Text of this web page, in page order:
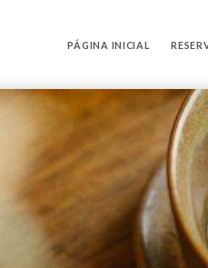
PÁGINA INICIAL